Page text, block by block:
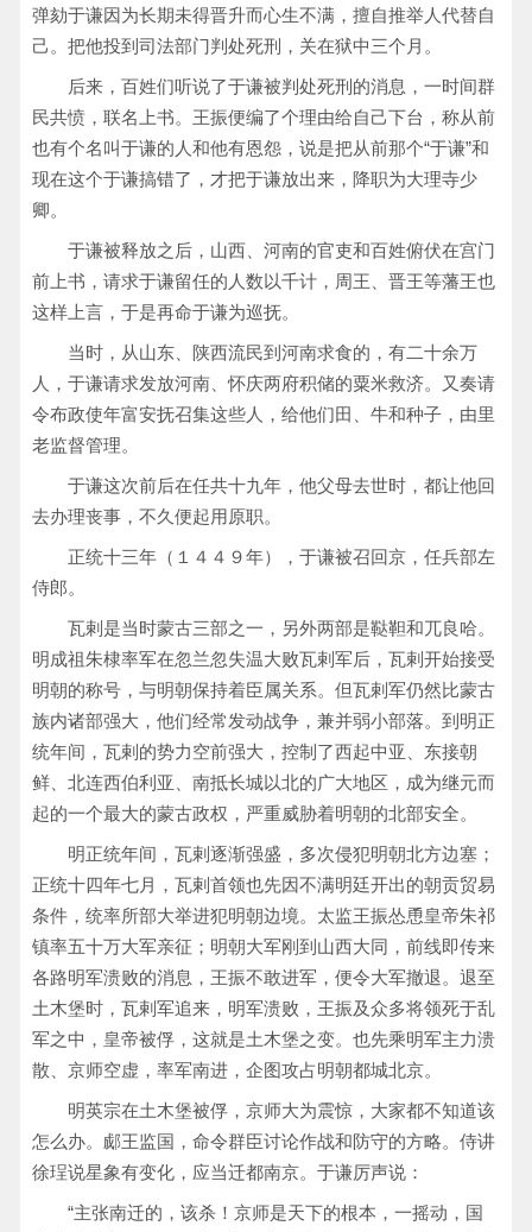
弹劾于谦因为长期未得晋升而心生不满，擅自推举人代替自
己。把他投到司法部门判处死刑，关在狱中三个月。
后来，百姓们听说了于谦被判处死刑的消息，一时间群
民共愤，联名上书。王振便编了个理由给自己下台，称从前
也有个名叫于谦的人和他有恩怨，说是把从前那个“于谦”和
现在这个于谦搞错了，才把于谦放出来，降职为大理寺少
卿。
于谦被释放之后，山西、河南的官吏和百姓俯伏在宫门
前上书，请求于谦留任的人数以千计，周王、晋王等藩王也
这样上言，于是再命于谦为巡抚。
当时，从山东、陕西流民到河南求食的，有二十余万
人，于谦请求发放河南、怀庆两府积储的粟米救济。又奏请
令布政使年富安抚召集这些人，给他们田、牛和种子，由里
老监督管理。
于谦这次前后在任共十九年，他父母去世时，都让他回
去办理丧事，不久便起用原职。
正统十三年（１４４９年），于谦被召回京，任兵部左
侍郎。
瓦剌是当时蒙古三部之一，另外两部是鞑靼和兀良哈。
明成祖朱棣率军在忽兰忽失温大败瓦剌军后，瓦剌开始接受
明朝的称号，与明朝保持着臣属关系。但瓦剌军仍然比蒙古
族内诸部强大，他们经常发动战争，兼并弱小部落。到明正
统年间，瓦剌的势力空前强大，控制了西起中亚、东接朝
鲜、北连西伯利亚、南抵长城以北的广大地区，成为继元而
起的一个最大的蒙古政权，严重威胁着明朝的北部安全。
明正统年间，瓦剌逐渐强盛，多次侵犯明朝北方边塞；
正统十四年七月，瓦剌首领也先因不满明廷开出的朝贡贸易
条件，统率所部大举进犯明朝边境。太监王振怂恿皇帝朱祁
镇率五十万大军亲征；明朝大军刚到山西大同，前线即传来
各路明军溃败的消息，王振不敢进军，便令大军撤退。退至
土木堡时，瓦剌军追来，明军溃败，王振及众多将领死于乱
军之中，皇帝被俘，这就是土木堡之变。也先乘明军主力溃
散、京师空虚，率军南进，企图攻占明朝都城北京。
明英宗在土木堡被俘，京师大为震惊，大家都不知道该
怎么办。郕王监国，命令群臣讨论作战和防守的方略。侍讲
徐珵说星象有变化，应当迁都南京。于谦厉声说：
“主张南迁的，该杀！京师是天下的根本，一摇动，国